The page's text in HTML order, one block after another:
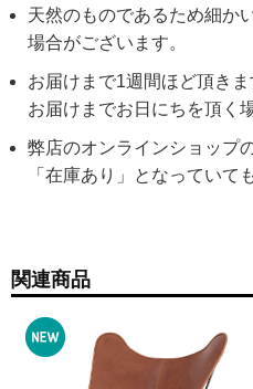
天然のものであるため細か
場合がございます。
お届けまで1週間ほど頂き
お届けまでお日にちを頂く
弊店のオンラインショップ
「在庫あり」となっていて
関連商品